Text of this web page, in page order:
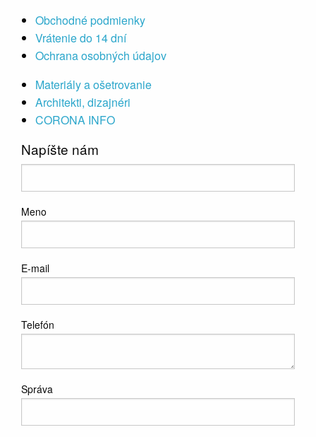
Obchodné podmienky
Vrátenie do 14 dní
Ochrana osobných údajov
Materiály a ošetrovanie
Architekti, dizajnéri
CORONA INFO
Napíšte nám
Meno
E-mail
Telefón
Správa